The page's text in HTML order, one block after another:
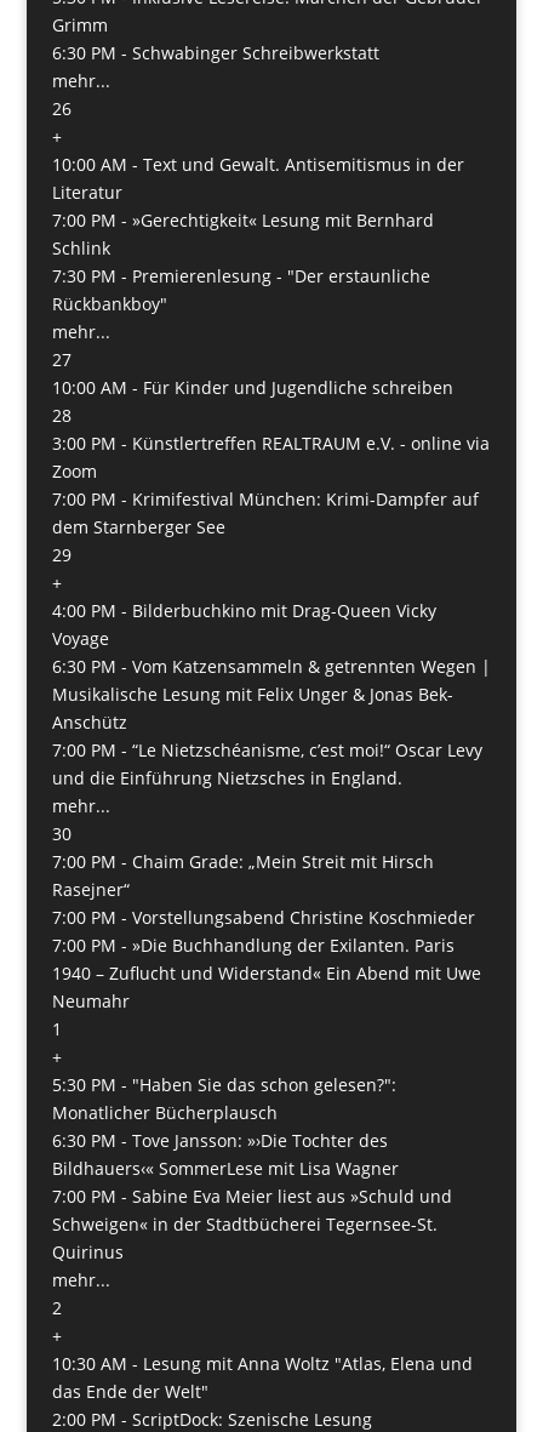
Grimm
6:30 PM - Schwabinger Schreibwerkstatt
mehr...
26
+
10:00 AM - Text und Gewalt. Antisemitismus in der
Literatur
7:00 PM - »Gerechtigkeit« Lesung mit Bernhard
Schlink
7:30 PM - Premierenlesung - "Der erstaunliche
Rückbankboy"
mehr...
27
10:00 AM - Für Kinder und Jugendliche schreiben
28
3:00 PM - Künstlertreffen REALTRAUM e.V. - online via
Zoom
7:00 PM - Krimifestival München: Krimi-Dampfer auf
dem Starnberger See
29
+
4:00 PM - Bilderbuchkino mit Drag-Queen Vicky
Voyage
6:30 PM - Vom Katzensammeln & getrennten Wegen |
Musikalische Lesung mit Felix Unger & Jonas Bek-
Anschütz
7:00 PM - “Le Nietzschéanisme, c’est moi!“ Oscar Levy
und die Einführung Nietzsches in England.
mehr...
30
7:00 PM - Chaim Grade: „Mein Streit mit Hirsch
Rasejner“
7:00 PM - Vorstellungsabend Christine Koschmieder
7:00 PM - »Die Buchhandlung der Exilanten. Paris
1940 – Zuflucht und Widerstand« Ein Abend mit Uwe
Neumahr
1
+
5:30 PM - "Haben Sie das schon gelesen?":
Monatlicher Bücherplausch
6:30 PM - Tove Jansson: »›Die Tochter des
Bildhauers‹« SommerLese mit Lisa Wagner
7:00 PM - Sabine Eva Meier liest aus »Schuld und
Schweigen« in der Stadtbücherei Tegernsee-St.
Quirinus
mehr...
2
+
10:30 AM - Lesung mit Anna Woltz "Atlas, Elena und
das Ende der Welt"
2:00 PM - ScriptDock: Szenische Lesung